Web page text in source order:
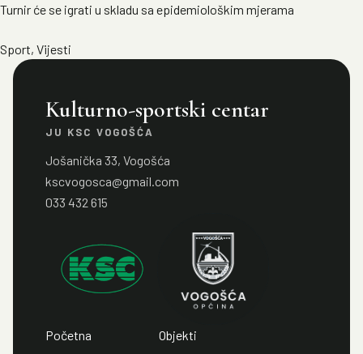
Turnir će se igrati u skladu sa epidemiološkim mjerama
Sport, Vijesti
Kulturno-sportski centar
JU KSC VOGOŠĆA
Jošanička 33, Vogošća
kscvogosca@gmail.com
033 432 615
Početna Objekti